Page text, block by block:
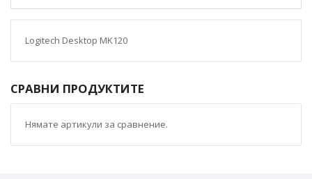
Logitech Desktop MK120
СРАВНИ ПРОДУКТИТЕ
Нямате артикули за сравнение.